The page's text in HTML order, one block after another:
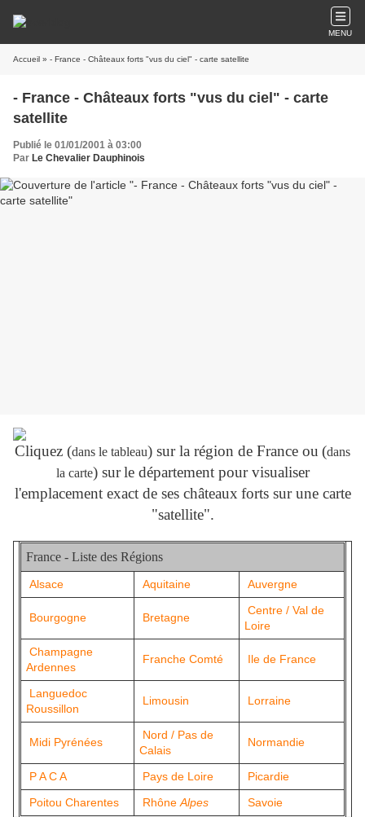
MENU
Accueil » - France - Châteaux forts "vus du ciel" - carte satellite
- France - Châteaux forts "vus du ciel" - carte
satellite
Publié le 01/01/2001 à 03:00
Par Le Chevalier Dauphinois
Cliquez (dans le tableau) sur la région de France ou (dans
la carte) sur le département pour visualiser
l'emplacement exact de ses châteaux forts sur une carte
"satellite".
France - Liste des Régions
Alsace Aquitaine Auvergne
Bourgogne Bretagne
Centre / Val de
Loire
Champagne
Ardennes
Franche Comté Ile de France
Languedoc
Roussillon
Limousin Lorraine
Midi Pyrénées
Nord / Pas de
Calais
Normandie
P A C A Pays de Loire
Picardie
Poitou Charentes
Rhône Alpes Savoie